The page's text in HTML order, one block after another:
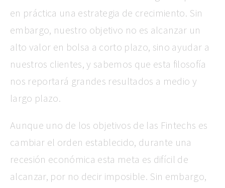
en práctica una estrategia de crecimiento. Sin
embargo, nuestro objetivo no es alcanzar un
alto valor en bolsa a corto plazo, sino ayudar a
nuestros clientes, y sabemos que esta filosofía
nos reportará grandes resultados a medio y
largo plazo.
Aunque uno de los objetivos de las Fintechs es
cambiar el orden establecido, durante una
recesión económica esta meta es difícil de
alcanzar, por no decir imposible. Sin embargo,